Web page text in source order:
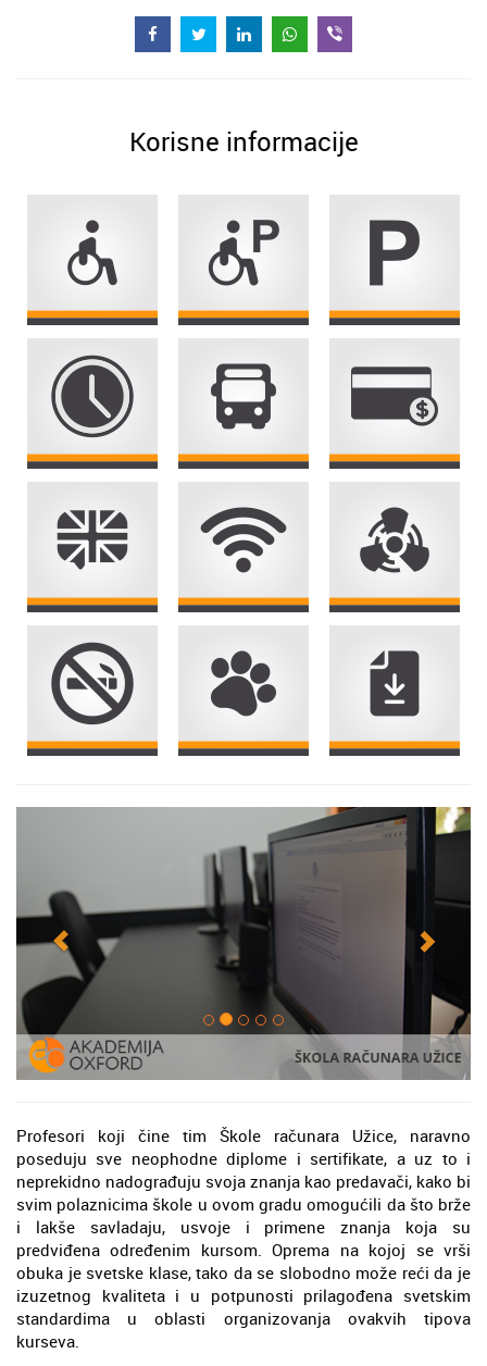
Korisne informacije
Profesori koji čine tim Škole računara Užice, naravno
poseduju sve neophodne diplome i sertifikate, a uz to i
neprekidno nadograđuju svoja znanja kao predavači, kako bi
svim polaznicima škole u ovom gradu omogućili da što brže
i lakše savladaju, usvoje i primene znanja koja su
predviđena određenim kursom. Oprema na kojoj se vrši
obuka je svetske klase, tako da se slobodno može reći da je
izuzetnog kvaliteta i u potpunosti prilagođena svetskim
standardima u oblasti organizovanja ovakvih tipova
kurseva.